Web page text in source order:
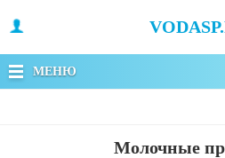
МЕНЮ
Молочные